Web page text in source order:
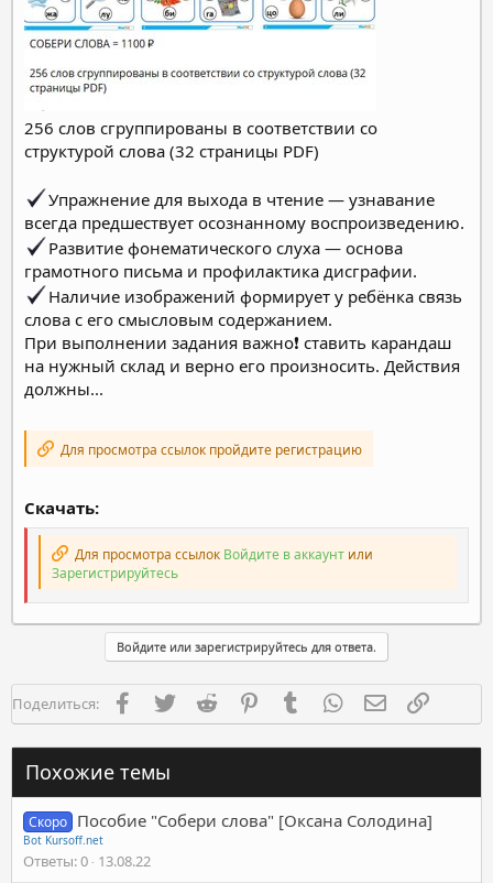
256 слов сгруппированы в соответствии со
структурой слова (32 страницы PDF)
Упражнение для выхода в чтение — узнавание
всегда предшествует осознанному воспроизведению.
Развитие фонематического слуха — основа
грамотного письма и профилактика дисграфии.
Наличие изображений формирует у ребёнка связь
слова с его смысловым содержанием.
При выполнении задания важно❗️ ставить карандаш
на нужный склад и верно его произносить. Действия
должны...
Для просмотра ссылок пройдите регистрацию
Скачать:
Для просмотра ссылок Войдите в аккаунт или
Зарегистрируйтесь
Войдите или зарегистрируйтесь для ответа.
Поделиться: FacebookTwitter Reddit PinterestTumblr WhatsAppЭлектронная
Похожие темы
Скоро Пособие "Собери слова" [Оксана Солодина]
Bot Kursoff.net
Ответы 0 13.08.22